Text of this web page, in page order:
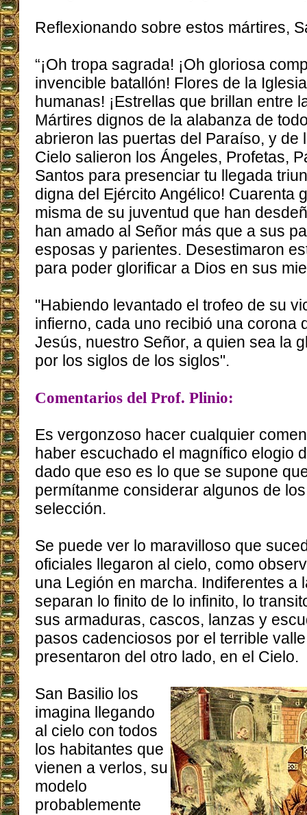
Reflexionando sobre estos mártires,
“¡Oh tropa sagrada! ¡Oh gloriosa
invencible batallón! Flores de la
humanas! ¡Estrellas que brillan entre
Mártires dignos de la alabanza de
abrieron las puertas del Paraíso, y de
Cielo salieron los Ángeles, Profetas,
Santos para presenciar tu llegada
digna del Ejército Angélico! Cuarenta
misma de su juventud que han
han amado al Señor más que a sus
esposas y parientes. Desestimaron
para poder glorificar a Dios en sus
"Habiendo levantado el trofeo de su
infierno, cada uno recibió una corona
Jesús, nuestro Señor, a quien sea la
por los siglos de los siglos".
Comentarios del Prof. Plinio:
Es vergonzoso hacer cualquier
haber escuchado el magnífico elogio
dado que eso es lo que se supone
permítanme considerar algunos de
selección.
Se puede ver lo maravilloso que
oficiales llegaron al cielo, como
una Legión en marcha. Indiferentes a
separan lo finito de lo infinito, lo
sus armaduras, cascos, lanzas y
pasos cadenciosos por el terrible
presentaron del otro lado, en el Cielo.
San Basilio los
imagina llegando
al cielo con todos
los habitantes que
vienen a verlos, su
modelo
probablemente